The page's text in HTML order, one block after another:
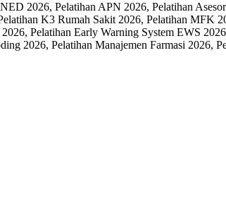
2026, Pelatihan APN 2026, Pelatihan
K3 Rumah Sakit 2026, Pelatihan
Pelatihan Early Warning System EWS
2026, Pelatihan Manajemen Farmasi